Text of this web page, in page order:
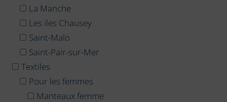
La Manche
Les iles Chausey
Saint-Malo
Saint-Pair-sur-Mer
Textiles
Pour les femmes
Manteaux femme